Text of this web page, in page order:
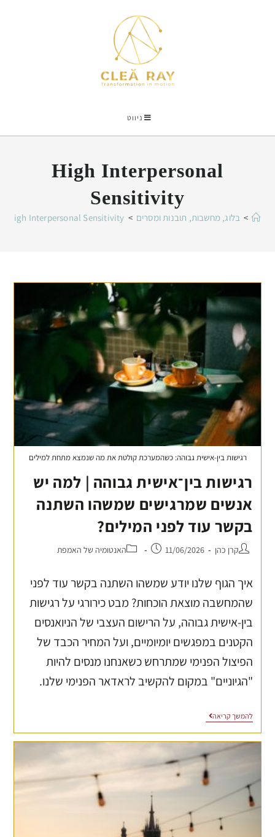
ניווט
High Interpersonal
Sensitivity
> בלוג, מחשבות, תובנות ומסרים >
High Interpersonal Sensitivity
רגישות בין-אישית גבוהה: כשהמערכת קולטת את מה שנמצא מתחת למילים
רגישות בין־אישית גבוהה | למה יש
אנשים שמרגישים שמשהו השתנה
בקשר עוד לפני המילים?
קרן כהן 11/06/2026 האנטומיה של האמפת
איך הגוף שלנו יודע שמשהו השתנה בקשר עוד לפני
שהמחשבה מוצאת הוכחות? מבט כירורגי על רגישות
בין-אישית גבוהה, על הרישום העצבי של הניואנסים
הקטנים במפגשים יומיומיים, ועל המחיר הכבד של
הפיצול הפנימי שמתרחש כשאנחנו מנסים להיות
"הגיוניים" במקום להקשיב לראדאר הפנימי שלנו.
להמשך קריאה